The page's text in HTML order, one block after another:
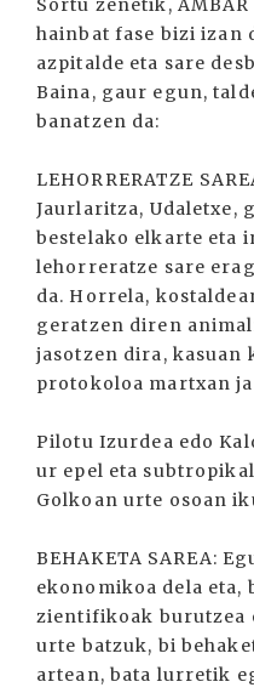
Sortu zenetik,
hainbat fase bizi izan
azpitalde eta sare
Baina, gaur egun,
banatzen da:
LEHORRERATZE
Jaurlaritza, Udaletxe,
bestelako elkarte eta
lehorreratze sare
da. Horrela,
geratzen diren
jasotzen dira, kasuan
protokoloa martxan
Pilotu Izurdea edo
ur epel eta
Golkoan urte osoan
BEHAKETA SAREA:
ekonomikoa dela eta,
zientifikoak burutzea
urte batzuk, bi
artean, bata lurretik